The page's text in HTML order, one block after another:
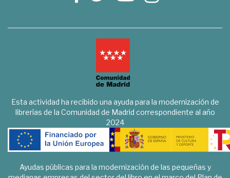
Esta actividad ha recibido una ayuda para la modernización de
librerías de la Comunidad de Madrid correspondiente al año
2024
Ayudas públicas para la modernización de las pequeñas y